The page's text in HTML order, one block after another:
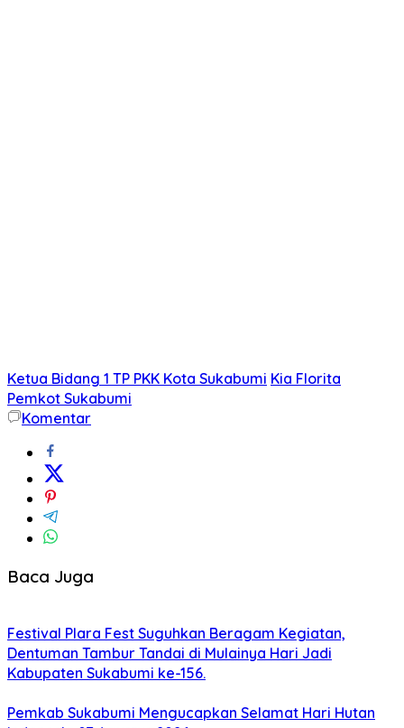
Ketua Bidang 1 TP PKK Kota Sukabumi Kia Florita
Pemkot Sukabumi
Komentar
Baca Juga
Festival Plara Fest Suguhkan Beragam Kegiatan,
Dentuman Tambur Tandai di Mulainya Hari Jadi
Kabupaten Sukabumi ke-156.
Pemkab Sukabumi Mengucapkan Selamat Hari Hutan